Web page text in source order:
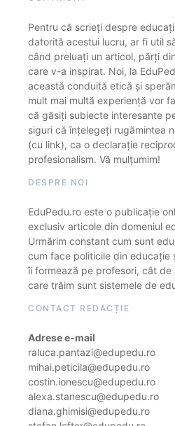
Pentru că scrieți despre
datorită acestui lucru, ar fi util
când preluați un articol, părți
care v-a inspirat. Noi, la
această conduită etică și
mult mai multă experiență vor
că găsiți subiecte interesante
siguri că înțelegeți rugămintea
(cu link), ca o declarație
profesionalism. Vă mulțumim!
DESPRE NOI
EduPedu.ro este o publicație
exclusiv articole din domeniul
Urmărim constant cum sunt
cum face politicile din educație
îi formează pe profesori, cât de
care trăim sunt sistemele de
CONTACT REDACȚIE
Adrese e-mail
raluca.pantazi@edupedu.ro
mihai.peticila@edupedu.ro
costin.ionescu@edupedu.ro
alexa.stanescu@edupedu.ro
diana.ghimisi@edupedu.ro